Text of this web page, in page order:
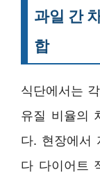
과일 간
합
식단에서는
유질 비율의
다. 현장에서
다 다이어트